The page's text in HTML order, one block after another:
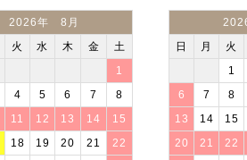
2026年 8月
火 水 木 金 土
1
4 5 6 7 8
11 12 13 14 15
18 19 20 21 22
日 月 火
1
6 7 8
13 14 15
20 21 22